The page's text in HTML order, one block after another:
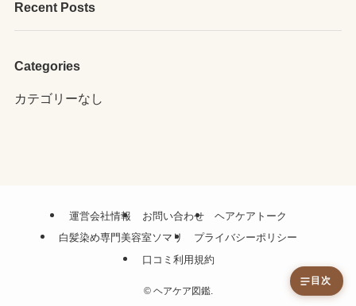
Recent Posts
Categories
カテゴリーなし
運営会社情報 お問い合わせ
ヘアケアトーク
白髪染め専門美容室ソマリ
プライバシーポリシー
口コミ利用規約
©ヘアケア図鑑.
目次